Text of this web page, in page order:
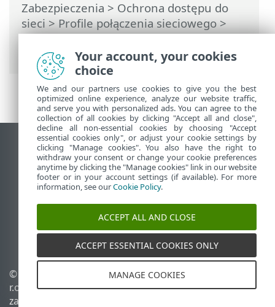
Zabezpieczenia > Ochrona dostępu do
sieci>Profile połączenia sieciowego>
Dodawanie lub edytowanie profili
połączeń sieciowych> Warunki aktywacji
Wyświetl witrynę internetową dla
komputerów
End of Life
Baza wiedzy ESET
Forum ESET
ESET Status Portal
Pomoc regionalna
© 1992 - 2026 ESET, spol. s
r.o. – Wszelkie prawa
zastrzeżone.
Zarządzaj plikami cookie
Polityka dotycząca plików
Your account, your cookies
choice
We and our partners use cookies to give you the best
optimized online experience, analyze our website traffic,
and serve you with personalized ads. You can agree to the
collection of all cookies by clicking "Accept all and close",
decline all non-essential cookies by choosing "Accept
essential cookies only", or adjust your cookie settings by
clicking "Manage cookies". You also have the right to
withdraw your consent or change your cookie preferences
anytime by clicking the "Manage cookies" link in our website
footer or in your account settings (if available). For more
information, see ourCookie Policy.
ACCEPT ALL AND CLOSE
ACCEPT ESSENTIAL COOKIES ONLY
MANAGE COOKIES